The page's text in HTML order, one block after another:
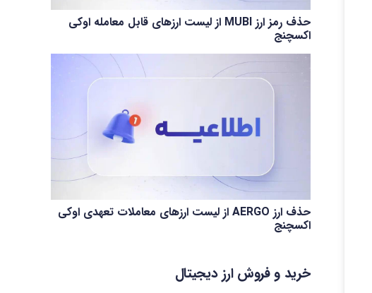
حذف رمز ارز MUBI از لیست ارزهای قابل معامله اوکی
اکسچنج
حذف ارز AERGO از لیست ارزهای معاملات تعهدی اوکی
اکسچنج
خرید و فروش ارز دیجیتال